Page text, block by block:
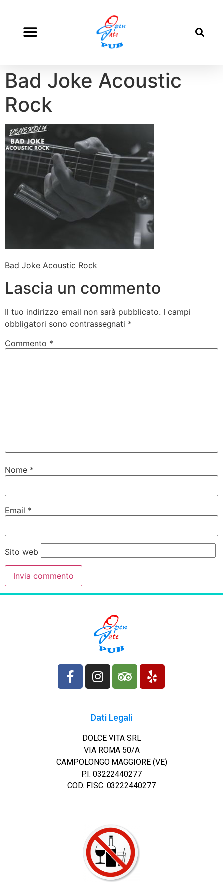
Bad Joke Acoustic
Rock
Bad Joke Acoustic Rock
Lascia un commento
Il tuo indirizzo email non sarà pubblicato. I campi
obbligatori sono contrassegnati *
Commento *
Nome *
Email *
Sito web
Dati Legali
DOLCE VITA SRL
VIA ROMA 50/A
CAMPOLONGO MAGGIORE (VE)
P.I. 03222440277
COD. FISC. 03222440277